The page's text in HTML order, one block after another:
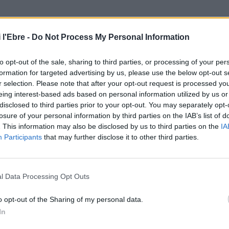
l'Ebre - Do Not Process My Personal Information
opt-out of the sale, sharing to third parties, or processing of your
for targeted advertising by us, please use the below opt-out
selection. Please note that after your opt-out request is processed
interest-based ads based on personal information utilized by us
to third parties prior to your opt-out. You may separately
of your personal information by third parties on the IAB’s list of
This information may also be disclosed by us to third parties on the
Participants that may further disclose it to other third parties.
Data Processing Opt Outs
opt-out of the Sharing of my personal data.
projecte en les últimes setmanes han estat
Anna Lluís, que descriuen que«crear una web,
dia a dia».
una forma d’ensenyar diferent per als infants
valent i passar millor estos dies de confinament.
música, propostes de cinema i activitats
de signes són algunes de les propostes que la
i treballar. La pàgina web ha registrat més de
afirma estar
que per a ell«ja són docents al servei de la
abans del confinament. Cedida